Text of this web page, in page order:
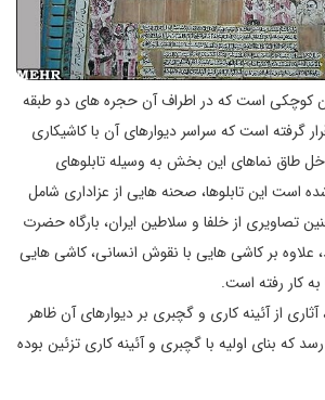
است که در اطراف آن حجره های دو طبقه
گرفته است که سراسر دیوارهای آن با کاشیکاری
طاق نماهای این بخش به وسیله تابلوهای
است این تابلوها، صحنه هایی از عزاداری شامل
تصاویری از خلفا و سلاطین ایران، بارگاه حضرت
علاوه بر کاشی هایی با نقوش انسانی، کاشی هایی
کار رفته است.
از آئینه کاری و گچبری بر دیوارهای آن ظاهر
که بنای اولیه با گچبری و آئینه کاری تزئین بوده